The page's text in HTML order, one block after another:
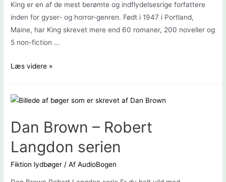
King er en af ​​de mest berømte og indflydelsesrige forfattere
inden for gyser- og horror-genren. Født i 1947 i Portland,
Maine, har King skrevet mere end 60 romaner, 200 noveller og
5 non-fiction …
Top
af
King
Læs videre »
Dan Brown – Robert
Langdon serien
Fiktion lydbøger / AfAudioBogen